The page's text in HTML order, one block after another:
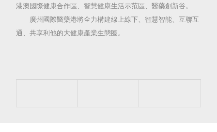
港澳國際健康合作區、智慧健康生活示范區、醫藥創新谷。
廣州國際醫藥港將全力構建線上線下、智慧智能、互聯互
通、共享利他的大健康產業生態圈。